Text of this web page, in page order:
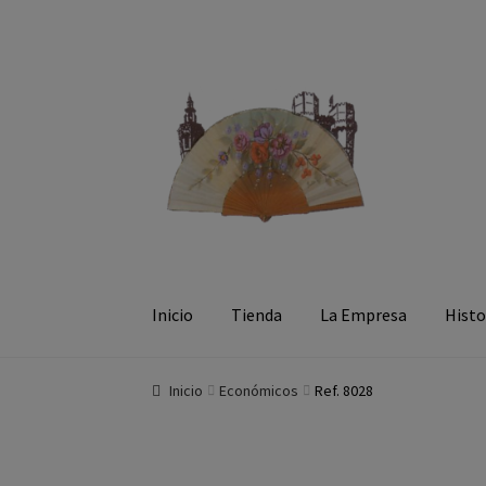
Inicio Tienda La Empresa
Inicio Económicos Ref. 8028